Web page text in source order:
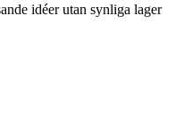
idéer utan synliga lager